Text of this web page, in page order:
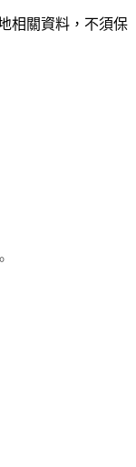
相關資料，不須保